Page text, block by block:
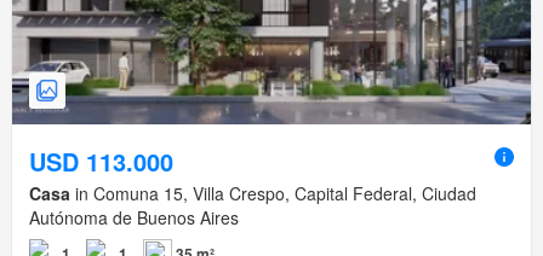
USD 113.000
Casa in Comuna 15, Villa Crespo, Capital Federal, Ciudad
Autónoma de Buenos Aires